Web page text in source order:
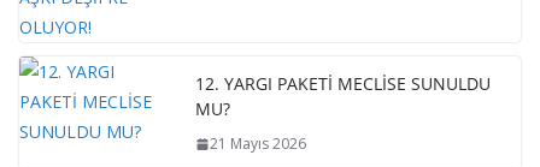
12. YARGI PAKETİ MECLİSE SUNULDU
MU?
21 Mayıs 2026